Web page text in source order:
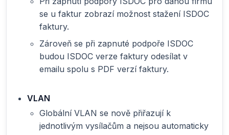
se u faktur zobrazí možnost stažení ISDOC
faktury.
Zároveň se při zapnuté podpoře ISDOC
budou ISDOC verze faktury odesílat v
emailu spolu s PDF verzí faktury.
VLAN
Globální VLAN se nově přiřazují k
jednotlivým vysílačům a nejsou automaticky